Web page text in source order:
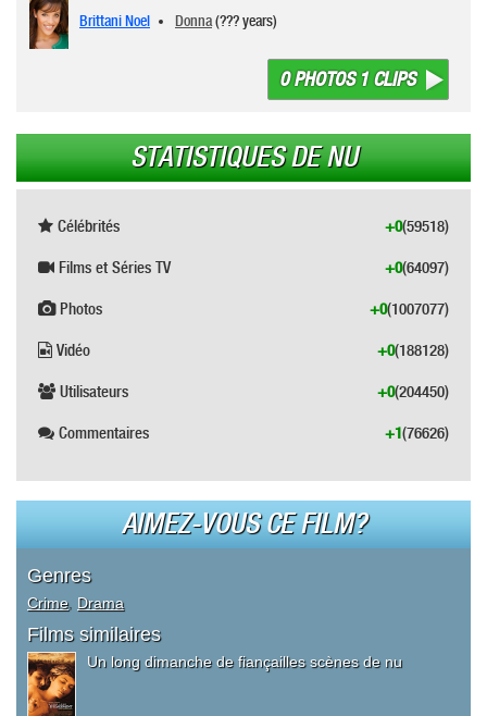
Brittani Noel Donna(??? years)
0 PHOTOS 1 CLIPS
STATISTIQUES DE NU
Célébrités (59518)
+0
Films et Séries TV (64097)
+0
Photos (1007077)
+0
Vidéo (188128)
+0
Utilisateurs (204450)
+0
Commentaires (76626)
+1
AIMEZ-VOUS CE FILM?
Genres
Crime, Drama
Films similaires
Un long dimanche de fiançailles scènes de nu